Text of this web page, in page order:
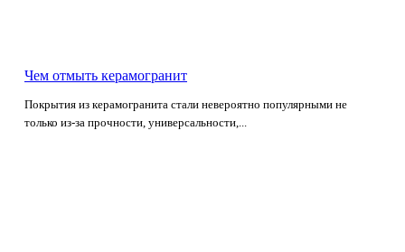
Чем отмыть керамогранит
Покрытия из керамогранита стали невероятно популярными не
только из-за прочности, универсальности,...